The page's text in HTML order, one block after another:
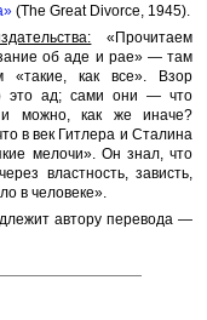
(The Great Divorce, 1945).
«Прочитаем
об аде и рае» — там
«такие, как все». Взор
это ад; сами они — что
и можно, как же иначе?
в век Гитлера и Сталина
мелочи». Он знал, что
властность, зависть,
в человеке».
автору перевода —